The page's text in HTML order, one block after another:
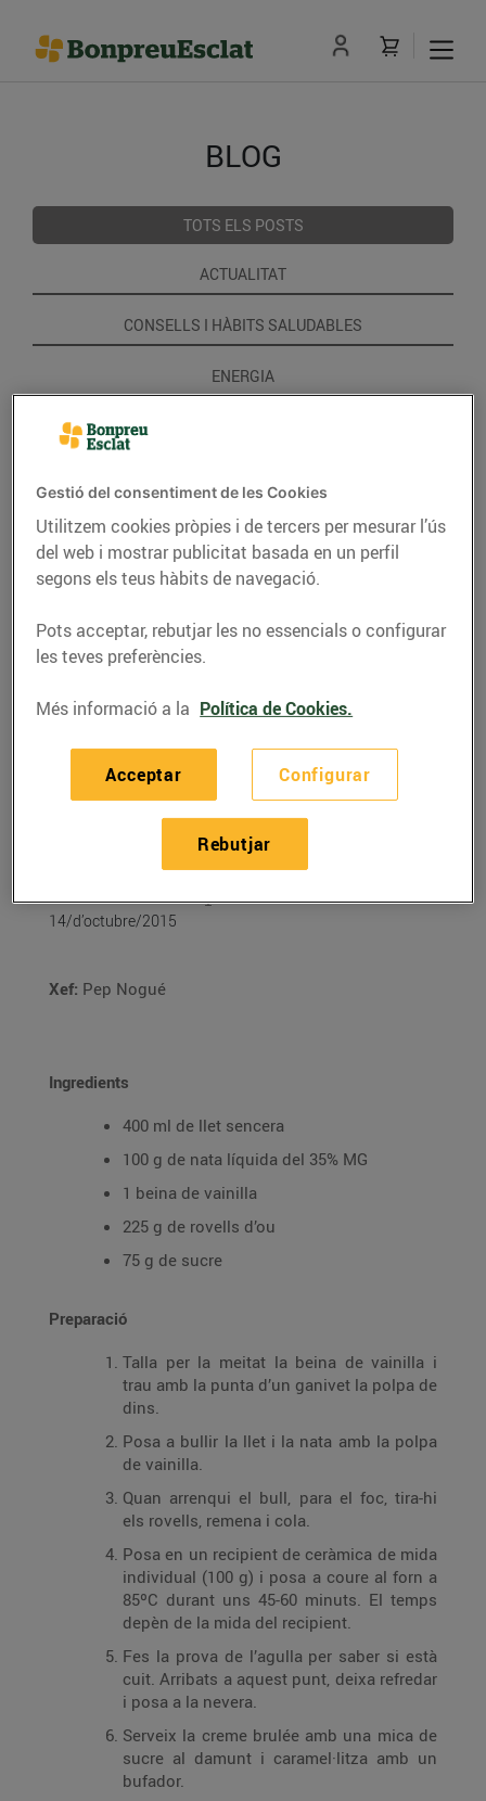
BLOG
TOTS ELS POSTS
ACTUALITAT
CONSELLS I HÀBITS SALUDABLES
ENERGIA
GASTRONOMIA I TRADICIONS
RECEPTES
Créme brulée de llet
d’ovella ripollesa
14/d’octubre/2015
Xef: Pep Nogué
Ingredients
400 ml de llet sencera
100 g de nata líquida del 35% MG
1 beina de vainilla
225 g de rovells d’ou
75 g de sucre
Preparació
Talla per la meitat la beina de vainilla i
trau amb la punta d’un ganivet la polpa de
dins.
Posa a bullir la llet i la nata amb la polpa
de vainilla.
Quan arrenqui el bull, para el foc, tira-hi
els rovells, remena i cola.
Posa en un recipient de ceràmica de mida
individual (100 g) i posa a coure al forn a
85ºC durant uns 45-60 minuts. El temps
depèn de la mida del recipient.
Fes la prova de l’agulla per saber si està
cuit. Arribats a aquest punt, deixa refredar
i posa a la nevera.
Serveix la creme brulée amb una mica de
sucre al damunt i caramel·litza amb un
bufador.
Gestió del consentiment de les Cookies
Utilitzem cookies pròpies i de tercers per mesurar l’ús
del web i mostrar publicitat basada en un perfil
segons els teus hàbits de navegació.
Pots acceptar, rebutjar les no essencials o configurar
les teves preferències.
Més informació a la Política de Cookies.
Configurar
Rebutjar
Acceptar